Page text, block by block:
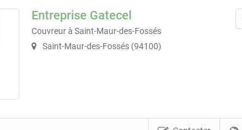
Entreprise Gatecel
Couvreur à Saint-Maur-des-Fossés
Saint-Maur-des-Fossés (94100)